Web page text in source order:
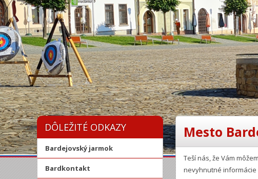
DÔLEŽITÉ ODKAZY
Bardejovský jarmok
Bardkontakt
Mesto
Teší nás, že Vám
nevyhnutné informácie